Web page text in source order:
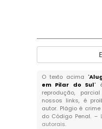
O texto acima "
em Pilar do Sul"
reprodução,
nossos links, é
autor. Plágio é
do Código Penal. –
autorais.